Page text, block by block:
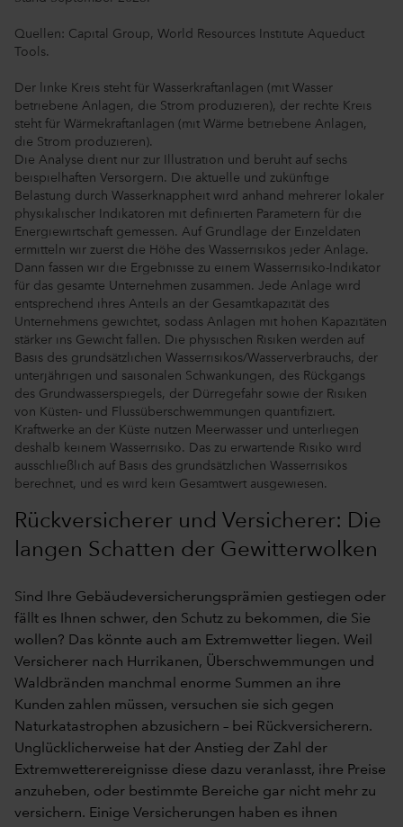
Quellen: Capital Group, World Resources Institute Aqueduct
Tools.
Der linke Kreis steht für Wasserkraftanlagen (mit Wasser
betriebene Anlagen, die Strom produzieren), der rechte Kreis
steht für Wärmekraftanlagen (mit Wärme betriebene Anlagen,
die Strom produzieren).
Die Analyse dient nur zur Illustration und beruht auf sechs
beispielhaften Versorgern. Die aktuelle und zukünftige
Belastung durch Wasserknappheit wird anhand mehrerer lokaler
physikalischer Indikatoren mit definierten Parametern für die
Energiewirtschaft gemessen. Auf Grundlage der Einzeldaten
ermitteln wir zuerst die Höhe des Wasserrisikos jeder Anlage.
Dann fassen wir die Ergebnisse zu einem Wasserrisiko-Indikator
für das gesamte Unternehmen zusammen. Jede Anlage wird
entsprechend ihres Anteils an der Gesamtkapazität des
Unternehmens gewichtet, sodass Anlagen mit hohen Kapazitäten
stärker ins Gewicht fallen. Die physischen Risiken werden auf
Basis des grundsätzlichen Wasserrisikos/Wasserverbrauchs, der
unterjährigen und saisonalen Schwankungen, des Rückgangs
des Grundwasserspiegels, der Dürregefahr sowie der Risiken
von Küsten- und Flussüberschwemmungen quantifiziert.
Kraftwerke an der Küste nutzen Meerwasser und unterliegen
deshalb keinem Wasserrisiko. Das zu erwartende Risiko wird
ausschließlich auf Basis des grundsätzlichen Wasserrisikos
berechnet, und es wird kein Gesamtwert ausgewiesen.
Rückversicherer und Versicherer: Die
langen Schatten der Gewitterwolken
Sind Ihre Gebäudeversicherungsprämien gestiegen oder
fällt es Ihnen schwer, den Schutz zu bekommen, die Sie
wollen? Das könnte auch am Extremwetter liegen. Weil
Versicherer nach Hurrikanen, Überschwemmungen und
Waldbränden manchmal enorme Summen an ihre
Kunden zahlen müssen, versuchen sie sich gegen
Naturkatastrophen abzusichern – bei Rückversicherern.
Unglücklicherweise hat der Anstieg der Zahl der
Extremwetterereignisse diese dazu veranlasst, ihre Preise
anzuheben, oder bestimmte Bereiche gar nicht mehr zu
versichern. Einige Versicherungen haben es ihnen